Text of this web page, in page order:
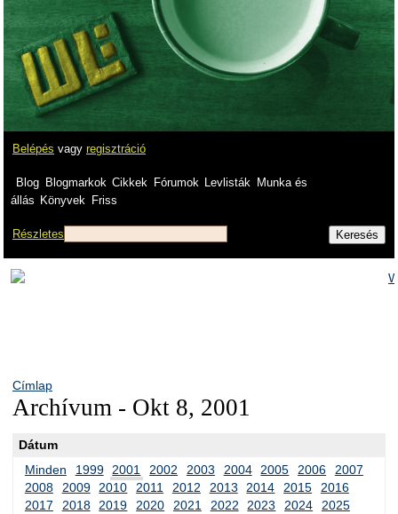
Belépés vagy regisztráció
Blog Blogmarkok Cikkek Fórumok Levlisták
Munka és
állás Könyvek Friss
Részletes
Címlap
Archívum - Okt 8, 2001
Dátum
Minden
1999 2001 2002 2003 2004 2005 2006
2007
2008
2009 2010 2011 2012 2013 2014 2015
2016
2017
2018 2019 2020 2021 2022 2023 2024
2025